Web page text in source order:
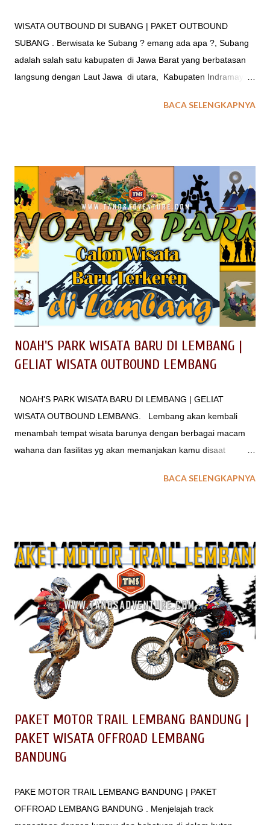
WISATA OUTBOUND DI SUBANG | PAKET OUTBOUND
SUBANG . Berwisata ke Subang ? emang ada apa ?, Subang
adalah salah satu kabupaten di Jawa Barat yang berbatasan
langsung dengan Laut Jawa di utara, Kabupaten Indramayu
Bandung Barat di selatan, serta Kabupaten Purwakarta dan
memiliki potensi alam yang luar biasa loh, dengan landscape
Subang yang terbilang lengkap, pegunungan hijau, derasnya
aliran air sungai, dan birunya air laut menjadikan Subang
sebgai destinasi wisata baru Indonesia.
BACA SELENGKAPNYA
NOAH'S PARK WISATA BARU DI LEMBANG |
GELIAT WISATA OUTBOUND LEMBANG
NOAH'S PARK WISATA BARU DI LEMBANG | GELIAT
WISATA OUTBOUND LEMBANG. Lembang akan kembali
menambah tempat wisata barunya dengan berbagai macam
wahana dan fasilitas yg akan memanjakan kamu disaat
Noah's Park Lembang akan menjadi tempat wisata outbound
Batu Lembang menjadikan nilai tambah bagi Noah's Park
Lembang dengan pemandangan keindahan landscape kota
Bandung sekaligus kota Lembang yg mana akan menjadi daya
tarik unggulan bagi wisata Noah's Park.
BACA SELENGKAPNYA
PAKET MOTOR TRAIL LEMBANG BANDUNG |
PAKET WISATA OFFROAD LEMBANG
BANDUNG
PAKE MOTOR TRAIL LEMBANG BANDUNG | PAKET
OFFROAD LEMBANG BANDUNG . Menjelajah track